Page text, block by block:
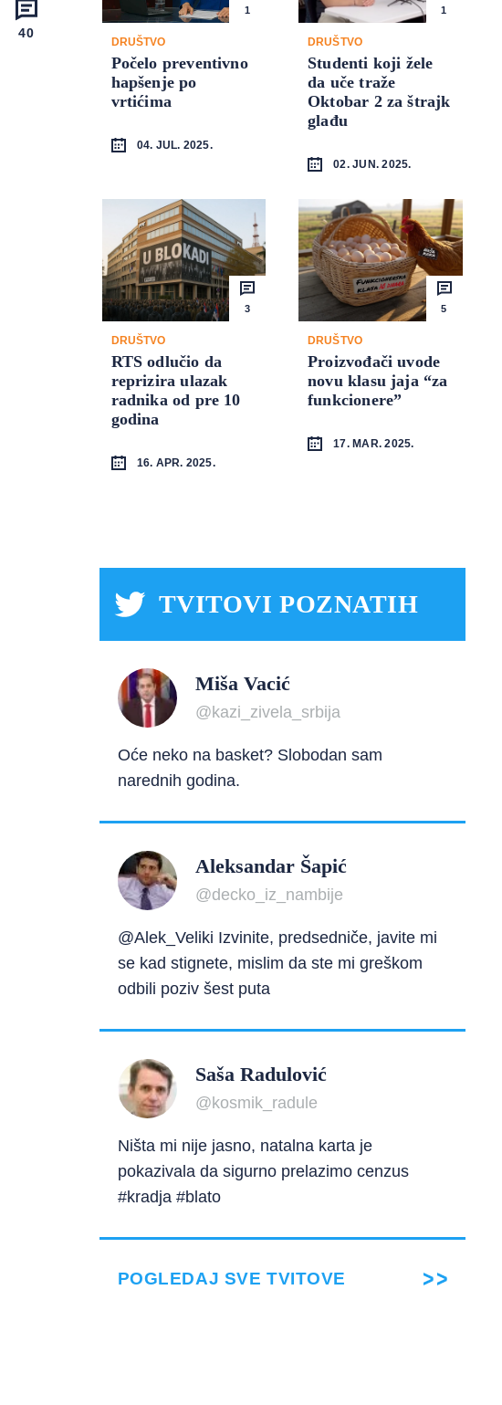
40
1
DRUŠTVO
Počelo preventivno
hapšenje po
vrtićima
04. JUL. 2025.
1
DRUŠTVO
Studenti koji žele
da uče traže
Oktobar 2 za štrajk
glađu
02. JUN. 2025.
3
DRUŠTVO
RTS odlučio da
reprizira ulazak
radnika od pre 10
godina
16. APR. 2025.
5
DRUŠTVO
Proizvođači uvode
novu klasu jaja “za
funkcionere”
17. MAR. 2025.
TVITOVI POZNATIH
Miša Vacić
@kazi_zivela_srbija
Oće neko na basket? Slobodan sam
narednih godina.
Aleksandar Šapić
@decko_iz_nambije
@Alek_Veliki Izvinite, predsedniče, javite mi
se kad stignete, mislim da ste mi greškom
odbili poziv šest puta
Saša Radulović
@kosmik_radule
Ništa mi nije jasno, natalna karta je
pokazivala da sigurno prelazimo cenzus
#kradja #blato
POGLEDAJ SVE TVITOVE